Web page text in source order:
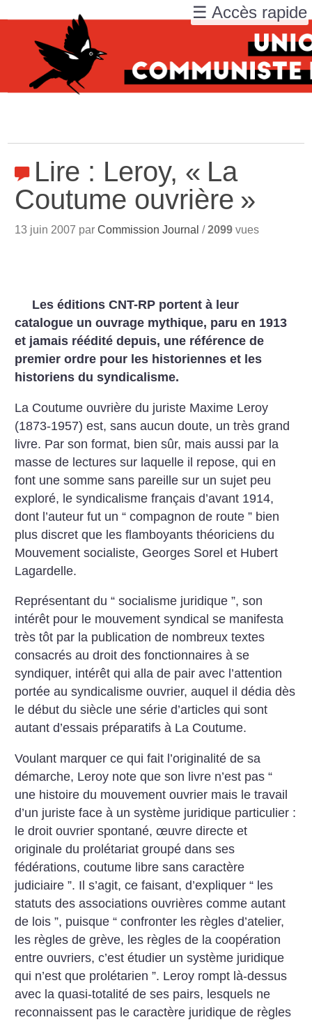
Lire : Leroy, « La
Coutume ouvrière »
13 juin 2007 parCommission Journal /2099 vues
Les éditions CNT-RP portent à leur
catalogue un ouvrage mythique, paru en 1913
et jamais réédité depuis, une référence de
premier ordre pour les historiennes et les
historiens du syndicalisme.
La Coutume ouvrière du juriste Maxime Leroy
(1873-1957) est, sans aucun doute, un très grand
livre. Par son format, bien sûr, mais aussi par la
masse de lectures sur laquelle il repose, qui en
font une somme sans pareille sur un sujet peu
exploré, le syndicalisme français d’avant 1914,
dont l’auteur fut un “ compagnon de route ” bien
plus discret que les flamboyants théoriciens du
Mouvement socialiste, Georges Sorel et Hubert
Lagardelle.
Représentant du “ socialisme juridique ”, son
intérêt pour le mouvement syndical se manifesta
très tôt par la publication de nombreux textes
consacrés au droit des fonctionnaires à se
syndiquer, intérêt qui alla de pair avec l’attention
portée au syndicalisme ouvrier, auquel il dédia dès
le début du siècle une série d’articles qui sont
autant d’essais préparatifs à La Coutume.
Voulant marquer ce qui fait l’originalité de sa
démarche, Leroy note que son livre n’est pas “
une histoire du mouvement ouvrier mais le travail
d’un juriste face à un système juridique particulier :
le droit ouvrier spontané, œuvre directe et
originale du prolétariat groupé dans ses
fédérations, coutume libre sans caractère
judiciaire ”. Il s’agit, ce faisant, d’expliquer “ les
statuts des associations ouvrières comme autant
de lois ”, puisque “ confronter les règles d’atelier,
les règles de grève, les règles de la coopération
entre ouvriers, c’est étudier un système juridique
qui n’est que prolétarien ”. Leroy rompt là-dessus
avec la quasi-totalité de ses pairs, lesquels ne
reconnaissent pas le caractère juridique de règles
☰ Accès rapide